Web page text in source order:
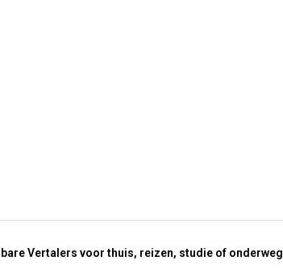
Vertalers voor thuis, reizen, studie of onderweg